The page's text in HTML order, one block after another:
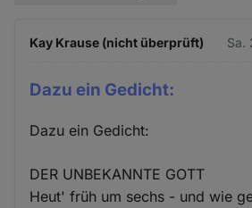
Kay Krause (nicht überprüft) Sa.
Dazu ein Gedicht:
Dazu ein Gedicht:
DER UNBEKANNTE GOTT
Heut' früh um sechs - und wie